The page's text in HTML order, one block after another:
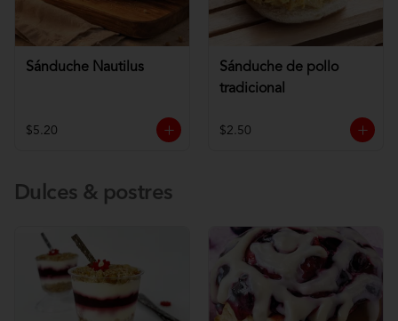
Sánduche Nautilus
$5.20
Sánduche de pollo
tradicional
$2.50
Dulces & postres